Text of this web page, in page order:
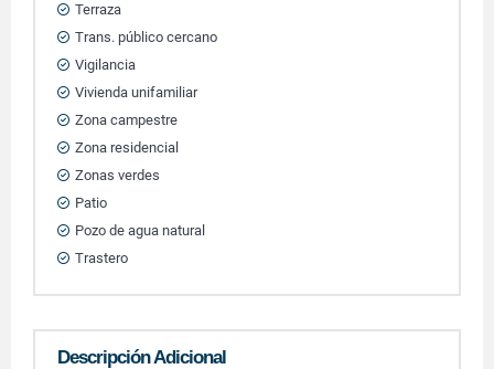
Terraza
Trans. público cercano
Vigilancia
Vivienda unifamiliar
Zona campestre
Zona residencial
Zonas verdes
Patio
Pozo de agua natural
Trastero
Descripción Adicional